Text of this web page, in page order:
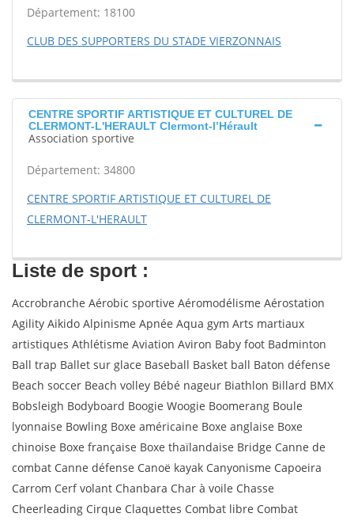
Département: 18100
CLUB DES SUPPORTERS DU STADE VIERZONNAIS
CENTRE SPORTIF ARTISTIQUE ET CULTUREL DE
CLERMONT-L'HERAULT Clermont-l’Hérault
Association sportive
Département: 34800
CENTRE SPORTIF ARTISTIQUE ET CULTUREL DE
CLERMONT-L'HERAULT
Liste de sport :
Accrobranche Aérobic sportive Aéromodélisme Aérostation
Agility Aikido Alpinisme Apnée Aqua gym Arts martiaux
artistiques Athlétisme Aviation Aviron Baby foot Badminton
Ball trap Ballet sur glace Baseball Basket ball Baton défense
Beach soccer Beach volley Bébé nageur Biathlon Billard BMX
Bobsleigh Bodyboard Boogie Woogie Boomerang Boule
lyonnaise Bowling Boxe américaine Boxe anglaise Boxe
chinoise Boxe française Boxe thaïlandaise Bridge Canne de
combat Canne défense Canoë kayak Canyonisme Capoeira
Carrom Cerf volant Chanbara Char à voile Chasse
Cheerleading Cirque Claquettes Combat libre Combat